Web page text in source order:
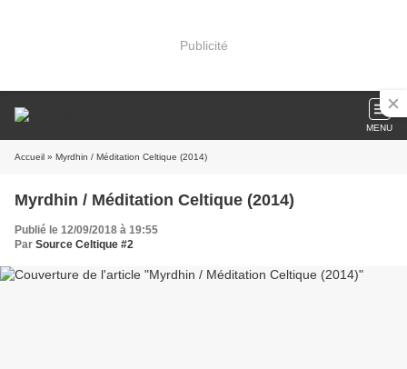
Publicité
MENU
Accueil » Myrdhin / Méditation Celtique (2014)
Myrdhin / Méditation Celtique (2014)
Publié le 12/09/2018 à 19:55
Par Source Celtique #2